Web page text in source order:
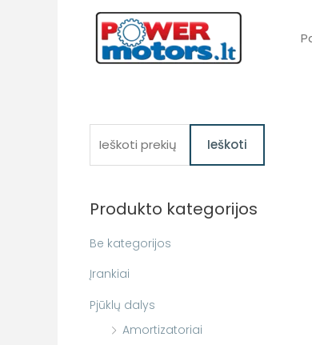
k
i
:
Ieškoti
Produkto kategorijos
Be kategorijos
Įrankiai
Pjūklų dalys
Amortizatoriai